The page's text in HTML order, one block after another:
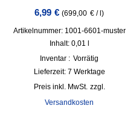
6,99 € (699,00 € / )
Artikelnummer: 1001-6601-muster
Inhalt: 0,01 l
Inventar : Vorrätig
Lieferzeit: 7 Werktage
inkl. MwSt. zzgl.
Versandkosten